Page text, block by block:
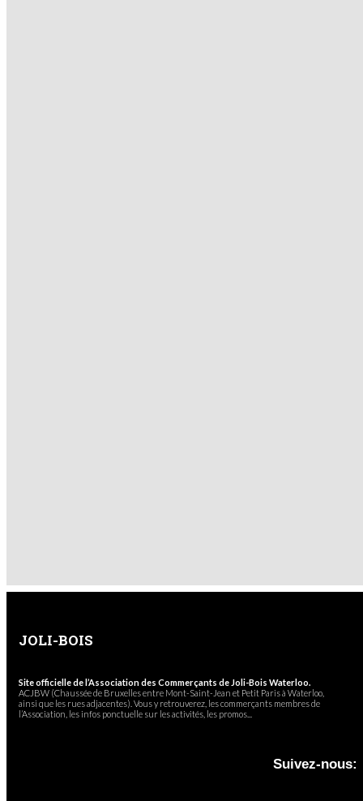
JOLI-BOIS
Site officielle de l’Association des Commerçants de Joli-Bois Waterloo.
ACJBW (Chaussée de Bruxelles entre Mont-Saint-Jean et Petit Paris à Waterloo,
ainsi que les rues adjacentes). Vous y retrouverez, les commerçants membres de
l’Association, les infos ponctuelle sur les activités, les promos...
Suivez-nous: